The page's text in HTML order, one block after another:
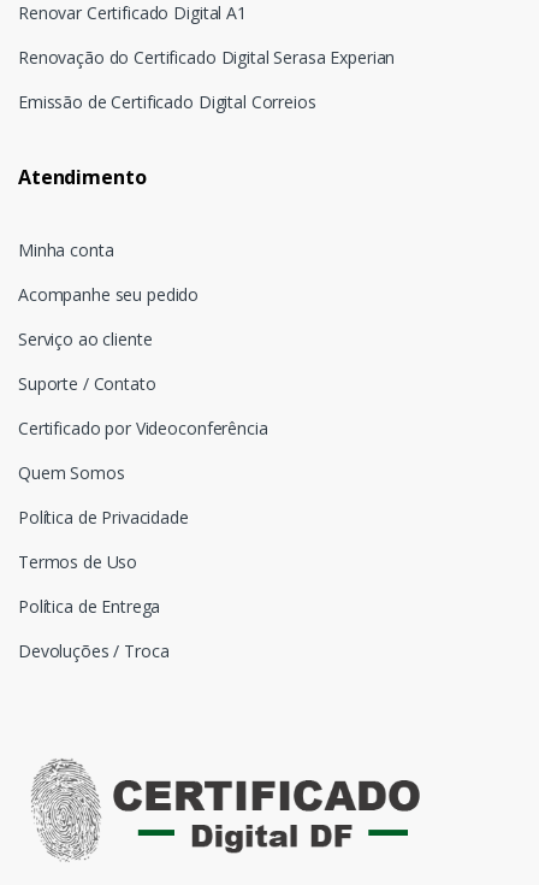
Renovar Certificado Digital A1
Renovação do Certificado Digital Serasa Experian
Emissão de Certificado Digital Correios
Atendimento
Minha conta
Acompanhe seu pedido
Serviço ao cliente
Suporte / Contato
Certificado por Videoconferência
Quem Somos
Política de Privacidade
Termos de Uso
Política de Entrega
Devoluções / Troca